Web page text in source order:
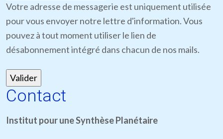
Votre adresse de messagerie est uniquement utilisée
pour vous envoyer notre lettre d'information. Vous
pouvez à tout moment utiliser le lien de
désabonnement intégré dans chacun de nos mails.
Contact
Institut pour une Synthèse Planétaire